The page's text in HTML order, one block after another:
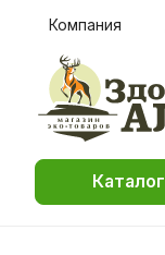
Компания
Каталог